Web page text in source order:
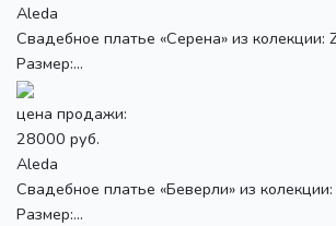
Aleda
Свадебное платье «Серена» из колекции:
Размер:...
цена продажи:
28000 руб.
Aleda
Свадебное платье «Беверли» из
Размер:...